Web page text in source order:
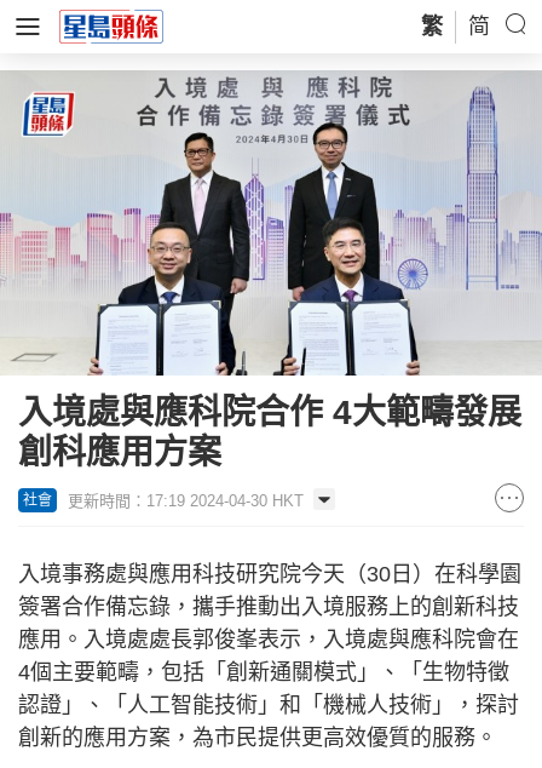
繁 简
入境處與應科院合作 4大範疇發展
創科應用方案
社會 更新時間：17:19 2024-04-30 HKT
入境事務處與應用科技研究院今天（30日）在科學園
簽署合作備忘錄，攜手推動出入境服務上的創新科技
應用。入境處處長郭俊峯表示，入境處與應科院會在
4個主要範疇，包括「創新通關模式」、「生物特徵
認證」、「人工智能技術」和「機械人技術」，探討
創新的應用方案，為市民提供更高效優質的服務。